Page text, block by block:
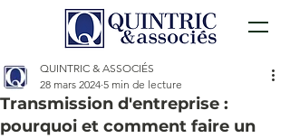
Transmission d'entreprise :
pourquoi et comment faire un
QUINTRIC & ASSOCIÉS
28 mars 2024 5 min de lecture